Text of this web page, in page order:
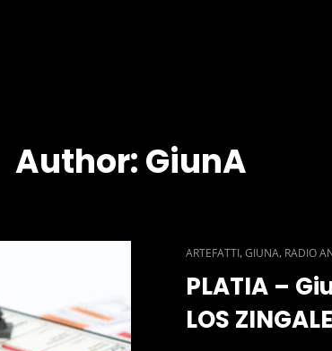
Author:GiunA
CAT
LINKS
ARTEFATTI,GIUNA, RADIO
PLATIA –
LOS